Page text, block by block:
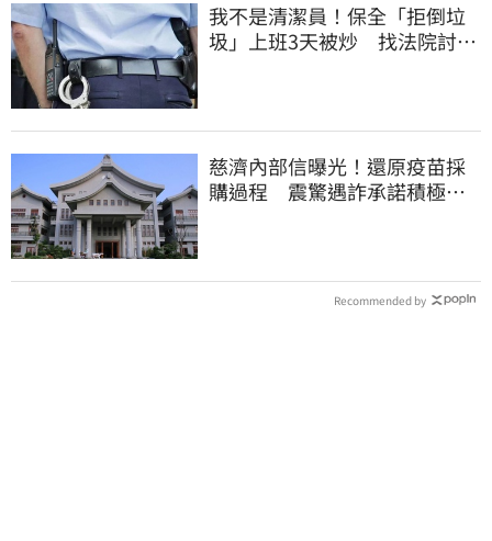
我不是清潔員！保全「拒倒垃
圾」上班3天被炒 找法院討公
慈濟內部信曝光！還原疫苗採
購過程 震驚遇詐承諾積極追
Recommended by